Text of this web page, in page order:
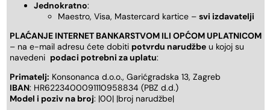
Jednokratno:
Maestro, Visa, Mastercard kartice – svi izdavatelji
PLAĆANJE INTERNET BANKARSTVOM ILI OPĆOM UPLATNICOM
– na e-mail adresu ćete dobiti potvrdu narudžbe u kojoj su
navedeni podaci potrebni za uplatu:
Primatelj: Konsonanca d.o.o., Garićgradska 13, Zagreb
IBAN: HR6223400091110958834 (PBZ d.d.)
Model i poziv na broj: |00| |broj narudžbe|